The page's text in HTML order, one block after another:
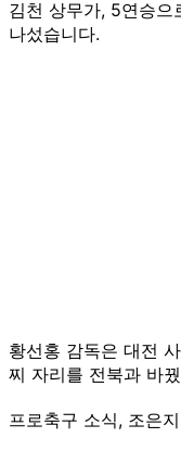
김천 상무가, 5연승으
나섰습니다.
황선홍 감독은 대전
찌 자리를 전북과 바
프로축구 소식, 조은